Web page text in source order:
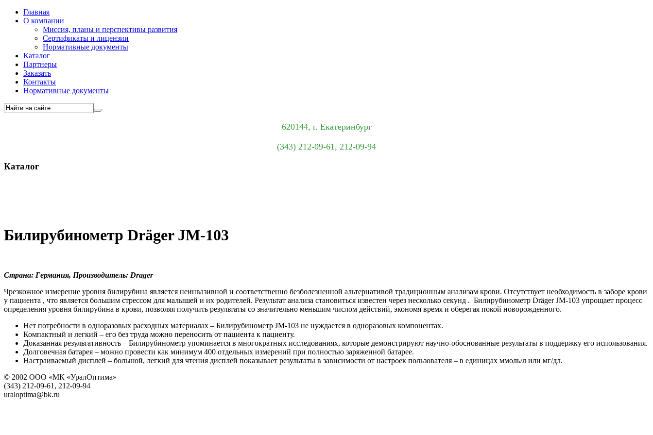
Главная
О компании
Миссия, планы и перспективы развития
Сертификаты и лицензии
Нормативные документы
Каталог
Партнеры
Заказать
Контакты
Нормативные документы
620144, г. Екатеринбург
(343) 212-09-61, 212-09-94
Каталог
Билирубинометр Dräger JM-103
Страна: Германия, Производитель: Drager
Чрезкожное измерение уровня билирубина является неинвазивной и соответственно безболезненной альтернативой традиционным анализам крови. Отсутствует необходимость в заборе крови
у пациента , что является большим стрессом для малышей и их родителей. Результат анализа становиться известен через несколько секунд . Билирубинометр Dräger JM-103 упрощает процесс
определения уровня билирубина в крови, позволяя получить результаты со значительно меньшим числом действий, экономя время и оберегая покой новорожденного.
Нет потребности в одноразовых расходных материалах – Билирубинометр JM-103 не нуждается в одноразовых компонентах.
Компактный и легкий – его без труда можно переносить от пациента к пациенту.
Доказанная результативность – Билирубинометр упоминается в многократных исследованиях, которые демонстрируют научно-обоснованные результаты в поддержку его использования.
Долговечная батарея – можно провести как минимум 400 отдельных измерений при полностью заряженной батарее.
Настраиваемый дисплей – большой, легкий для чтения дисплей показывает результаты в зависимости от настроек пользователя – в единицах ммоль/л или мг/дл.
© 2002 ООО «МК «УралОптима»
(343) 212-09-61, 212-09-94
uraloptima@bk.ru